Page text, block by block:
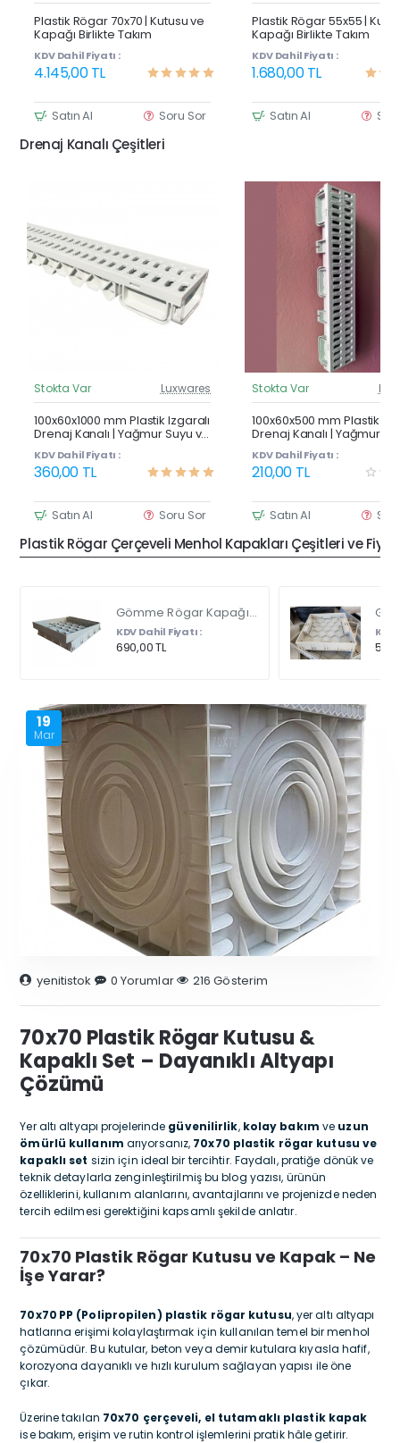
Yeni Ürün
Plastik Rögar 70x70 | Kutusu ve
Kapağı Birlikte Takım
KDV Dahil Fiyatı :
4.145,00 TL
Satın Al Soru Sor
Plastik Rögar 55x55 |
Kapağı Birlikte Takım
KDV Dahil Fiyatı :
1.680,00 TL
Satın Al
Drenaj Kanalı Çeşitleri
Güncel Fiyat
Çok Satan
Stokta Var Luxwares
100x60x1000 mm Plastik Izgaralı
Drenaj Kanalı | Yağmur Suyu ve
Havuz Kenarı Oluğu
KDV Dahil Fiyatı :
360,00 TL
Satın Al Soru Sor
Stokta Var
100x60x500 mm Plastik
Drenaj Kanalı | Yağmur
Havuz Kenarı Oluğu
KDV Dahil Fiyatı :
210,00 TL
Satın Al
Plastik Rögar Çerçeveli Menhol Kapakları Çeşitleri ve
Gömme Rögar Kapağı - Seramik - Fayans Ve Mermer Zeminlerde - Gizli Çerçeve Kapak Çift Kulplu 45 X 45
KDV Dahil Fiyatı :
690,00 TL
KDV
19
Mar
yenitistok 0 Yorumlar 216 Gösterim
70x70 Plastik Rögar Kutusu &
Kapaklı Set – Dayanıklı Altyapı
Çözümü
Yer altı altyapı projelerinde güvenilirlik, kolay bakım ve uzun
ömürlü kullanım arıyorsanız, 70x70 plastik rögar kutusu ve
kapaklı set sizin için ideal bir tercihtir. Faydalı, pratiğe dönük ve
teknik detaylarla zenginleştirilmiş bu blog yazısı, ürünün
özelliklerini, kullanım alanlarını, avantajlarını ve projenizde neden
tercih edilmesi gerektiğini kapsamlı şekilde anlatır.
70x70 Plastik Rögar Kutusu ve Kapak – Ne
İşe Yarar?
70x70 PP (Polipropilen) plastik rögar kutusu, yer altı altyapı
hatlarına erişimi kolaylaştırmak için kullanılan temel bir menhol
çözümüdür. Bu kutular, beton veya demir kutulara kıyasla hafif,
korozyona dayanıklı ve hızlı kurulum sağlayan yapısı ile öne
çıkar.
Üzerine takılan 70x70 çerçeveli, el tutamaklı plastik kapak
ise bakım, erişim ve rutin kontrol işlemlerini pratik hâle getirir.